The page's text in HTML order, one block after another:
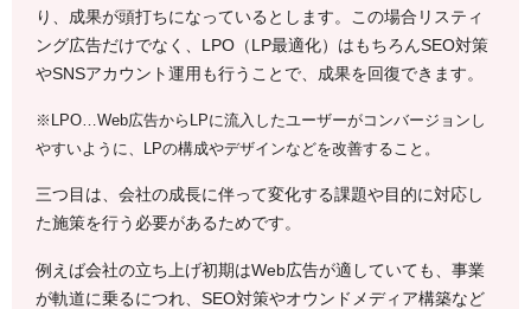
り、成果が頭打ちになっているとします。この場合リスティ
ング広告だけでなく、LPO（LP最適化）はもちろんSEO対策
やSNSアカウント運用も行うことで、成果を回復できます。
※LPO…Web広告からLPに流入したユーザーがコンバージョンし
やすいように、LPの構成やデザインなどを改善すること。
三つ目は、会社の成長に伴って変化する課題や目的に対応し
た施策を行う必要があるためです。
例えば会社の立ち上げ初期はWeb広告が適していても、事業
が軌道に乗るにつれ、SEO対策やオウンドメディア構築など